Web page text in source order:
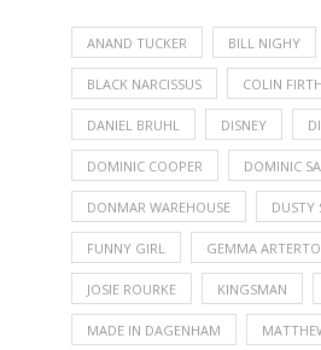
ANAND TUCKER BILL NIGHY
BLACK NARCISSUS COLIN FIRTH
DANIEL BRUHL DISNEY
DOMINIC COOPER DOMINIC
DONMAR WAREHOUSE DUSTY
FUNNY GIRL GEMMA
JOSIE ROURKE KINGSMAN
MADE IN DAGENHAM